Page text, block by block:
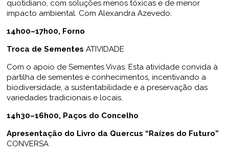
quotidiano, com soluções menos tóxicas e de menor
impacto ambiental. Com Alexandra Azevedo.
14h00–17h00, Forno
Troca de Sementes ATIVIDADE
Com o apoio de Sementes Vivas. Esta atividade convida à
partilha de sementes e conhecimentos, incentivando a
biodiversidade, a sustentabilidade e a preservação das
variedades tradicionais e locais.
14h30–16h00, Paços do Concelho
Apresentação do Livro da Quercus “Raízes do Futuro”
CONVERSA